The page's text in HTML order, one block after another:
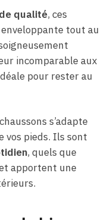
qualité, ces
enveloppante tout au
incomparable aux
pour rester au
s’adapte
vos pieds. Ils sont
, quels que
apportent une